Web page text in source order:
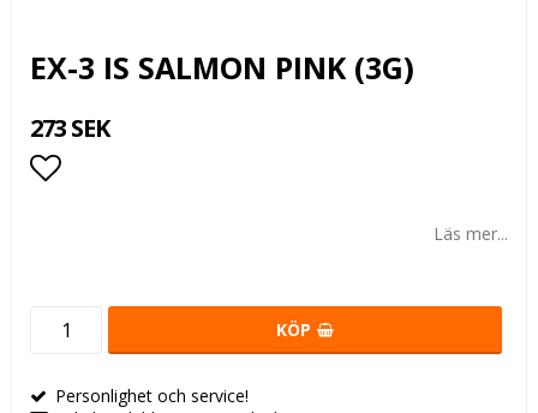
EX-3 IS SALMON PINK (3G)
273 SEK
Läs mer...
KÖP
Personlighet och service!